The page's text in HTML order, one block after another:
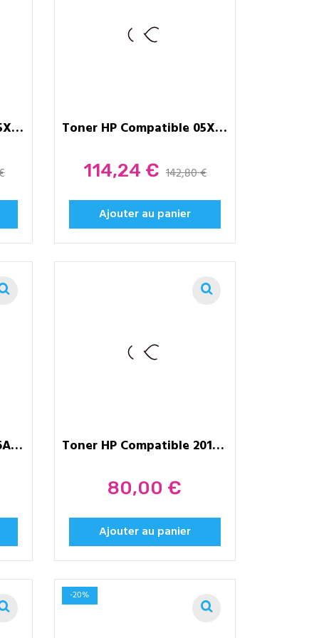
Toner HP Compatible 55X - MICR Toner HP Compatible 05X - MICR
Prix
114,24 € 142,80 €
Ajouter au panier
Toner HP compatible 26A (CF226A)... Toner HP Compatible 2015X - MICR
Prix
80,00 €
Ajouter au panier
-20%